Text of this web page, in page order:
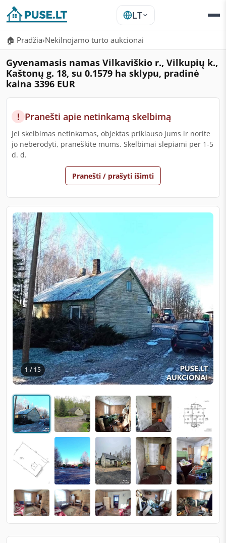
LT
🏠 Pradžia›Nekilnojamo turto aukcionai
Gyvenamasis namas Vilkaviškio r., Vilkupių k.,
Kaštonų g. 18, su 0.1579 ha sklypu, pradinė
kaina 3396 EUR
1 / 15
! Pranešti apie netinkamą skelbimą
Jei skelbimas netinkamas, objektas priklauso jums ir norite
jo neberodyti, praneškite mums. Skelbimai slepiami per 1-5
d. d.
Pranešti / prašyti išimti